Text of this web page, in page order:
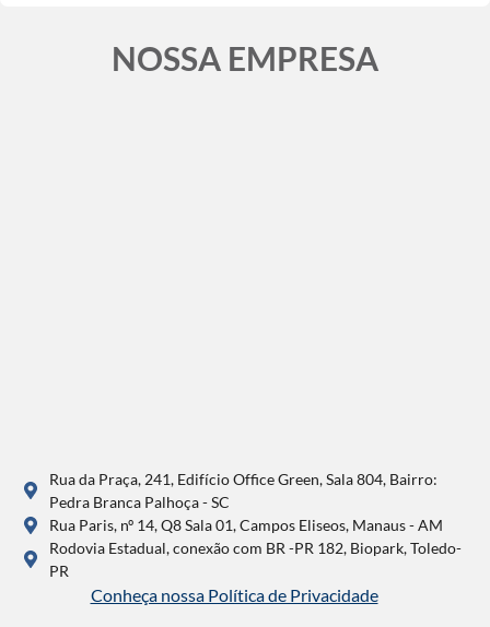
NOSSA EMPRESA
Rua da Praça, 241, Edifício Office Green, Sala 804, Bairro:
Pedra Branca Palhoça - SC
Rua Paris, nº 14, Q8 Sala 01, Campos Eliseos, Manaus - AM
Rodovia Estadual, conexão com BR -PR 182, Biopark, Toledo-
PR
Conheça nossa Política de Privacidade